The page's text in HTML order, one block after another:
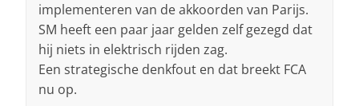
implementeren van de akkoorden van Parijs.
SM heeft een paar jaar gelden zelf gezegd dat
hij niets in elektrisch rijden zag.
Een strategische denkfout en dat breekt FCA
nu op.